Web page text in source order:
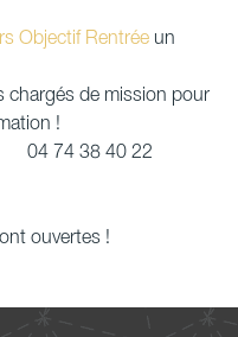
Objectif Rentrée un
chargés de mission pour
de formation !
04 74 38 40 22
ouvertes !